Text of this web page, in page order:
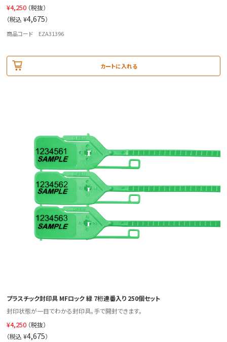
¥4,250 （税抜）
（税込 ¥4,675）
商品コード EZA31396
カートに入れる
プラスチック封印具 MFロック 緑 7桁連番入り 250個セット
封印状態が一目でわかる封印具。手で開封できます。
¥4,250 （税抜）
（税込 ¥4,675）